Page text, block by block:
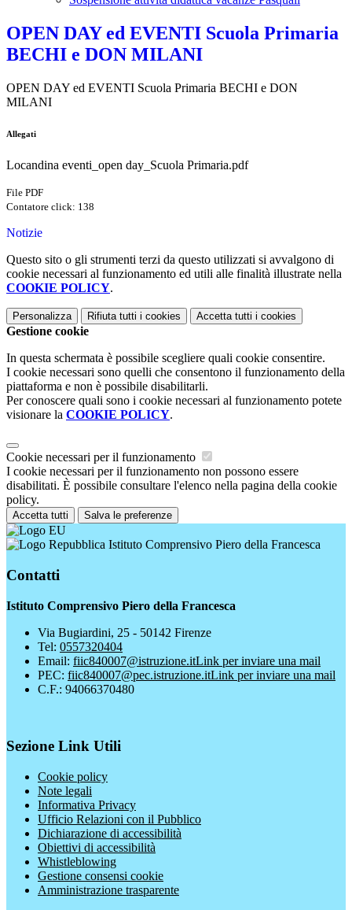
OPEN DAY ed EVENTI Scuola Primaria
BECHI e DON MILANI
OPEN DAY ed EVENTI Scuola Primaria BECHI e DON
MILANI
Allegati
Locandina eventi_open day_Scuola Primaria.pdf
File PDF
Contatore click: 138
Notizie
Questo sito o gli strumenti terzi da questo utilizzati si avvalgono di
cookie necessari al funzionamento ed utili alle finalità illustrate nella
COOKIE POLICY.
Personalizza Rifiuta tutti i cookies Accetta tutti i cookies
Gestione cookie
In questa schermata è possibile scegliere quali cookie consentire.
I cookie necessari sono quelli che consentono il funzionamento della
piattaforma e non è possibile disabilitarli.
Per conoscere quali sono i cookie necessari al funzionamento potete
visionare la COOKIE POLICY.
Cookie necessari per il funzionamento
I cookie necessari per il funzionamento non possono essere
disabilitati. È possibile consultare l'elenco nella pagina della cookie
policy.
Accetta tutti Salva le preferenze
Istituto Comprensivo Piero della Francesca
Contatti
Istituto Comprensivo Piero della Francesca
Via Bugiardini, 25 - 50142 Firenze
Tel: 0557320404
Email: fiic840007@istruzione.itLink per inviare una mail
PEC: fiic840007@pec.istruzione.itLink per inviare una mail
C.F.: 94066370480
Sezione Link Utili
Cookie policy
Note legali
Informativa Privacy
Ufficio Relazioni con il Pubblico
Dichiarazione di accessibilità
Obiettivi di accessibilità
Whistleblowing
Gestione consensi cookie
Amministrazione trasparente